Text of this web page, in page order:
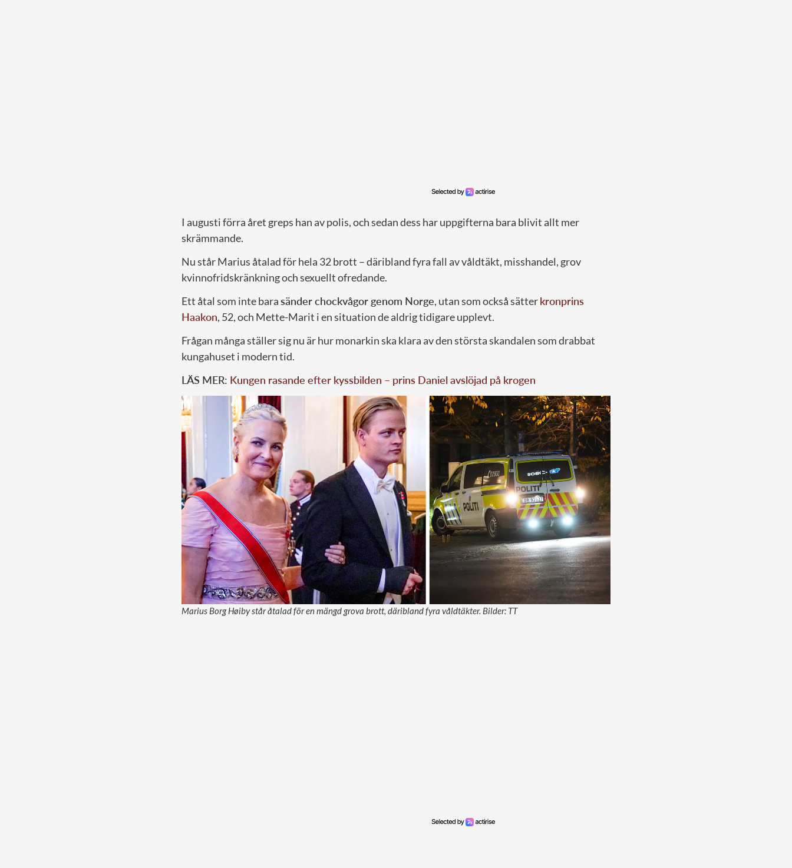
I augusti förra året greps han av polis, och sedan dess har uppgifterna bara blivit allt mer
skrämmande.
Nu står Marius åtalad för hela 32 brott – däribland fyra fall av våldtäkt, misshandel, grov
kvinnofridskränkning och sexuellt ofredande.
Ett åtal som inte barasänder chockvågor genom Norge, utan som också sätterkronprins
Haakon, 52, och Mette-Marit i en situation de aldrig tidigare upplevt.
Frågan många ställer sig nu är hur monarkin ska klara av den största skandalen som drabbat
kungahuset i modern tid.
LÄS MER: Kungen rasande efter kyssbilden – prins Daniel avslöjad på krogen
Marius Borg Høiby står åtalad för en mängd grova brott, däribland fyra våldtäkter. Bilder: TT